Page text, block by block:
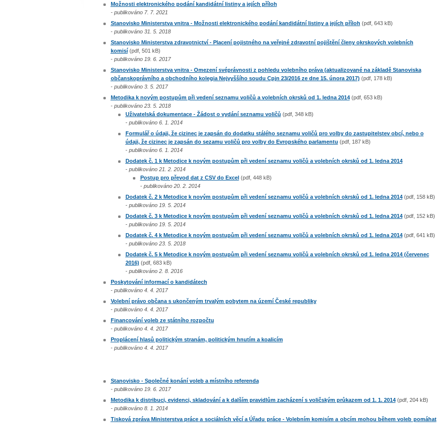
Možnosti elektronického podání kandidátní listiny a jejích příloh
- publikováno 7. 7. 2021
Stanovisko Ministerstva vnitra - Možnosti elektronického podání kandidátní listiny a jejích příloh (pdf, 643 kB)
- publikováno 31. 5. 2018
Stanovisko Ministerstva zdravotnictví - Placení pojistného na veřejné zdravotní pojištění členy okrskových volebních
komisí(pdf, 501 kB)
- publikováno 19. 6. 2017
Stanovisko Ministerstva vnitra - Omezení svéprávnosti z pohledu volebního práva (aktualizované na základě Stanoviska
občanskoprávního a obchodního kolegia Nejvyššího soudu Cpjn 23/2016 ze dne 15. února 2017) (pdf, 178 kB)
- publikováno 3. 5. 2017
Metodika k novým postupům při vedení seznamu voličů a volebních okrsků od 1. ledna 2014(pdf, 653 kB)​
- publikováno 23. 5. 2018
Uživatelská dokumentace - Žádost o vydání seznamu voličů (pdf, 348 kB)
- publikováno 6. 1. 2014
Formulář o údaji, že cizinec je zapsán do dodatku stálého seznamu voličů pro volby do zastupitelstev obcí, nebo o
údaji, že cizinec je zapsán do sezamu voličů pro volby do Evropského parlamentu (pdf, 187 kB)
- publikováno 6. 1. 2014
Dodatek č. 1 k Metodice k novým postupům při vedení seznamu voličů a volebních okrsků od 1. ledna 2014
- publikováno 21. 2. 2014
Postup pro převod dat z CSV do Excel(pdf, 448 kB)​
- publikováno 20. 2. 2014
Dodatek č. 2 k Metodice k novým postupům při vedení seznamu voličů a volebních okrsků od 1. ledna 2014(pdf, 158 kB)
- publikováno 19. 5. 2014
Dodatek č. 3 k Metodice k novým postupům při vedení seznamu voličů a volebních okrsků od 1. ledna 2014(pdf, 152 kB)
- publikováno 19. 5. 2014
Dodatek č. 4 k Metodice k novým postupům při vedení seznamu voličů a volebních okrsků od 1. ledna 2014(pdf, 641 kB)
- publikováno 23. 5. 2018
Dodatek č. 5 k Metodice k novým postupům při vedení seznamu voličů a volebních okrsků od 1. ledna 2014 (červenec
2016) (pdf, 683 kB)
- publikováno 2. 8. 2016
Poskytování informací o kandidátech
- publikováno 4. 4. 2017
Volební právo občana s ukončeným trvalým pobytem na území České republiky
- publikováno 4. 4. 2017
Financování voleb ze státního rozpočtu
- publikováno 4. 4. 2017
Proplácení hlasů politickým stranám, politickým hnutím a koalicím
- publikováno 4. 4. 2017
Stanovisko - Společné konání voleb a místního referenda
- publikováno 19. 6. 2017
Metodika k distribuci, evidenci, skladování a k dalším pravidlům zacházení s voličským průkazem od 1. 1. 2014(pdf, 204 kB)
- publikováno 8. 1. 2014
Tisková zpráva Ministerstva práce a sociálních věcí a Úřadu práce - Volebním komisím a obcím mohou během voleb pomáhat